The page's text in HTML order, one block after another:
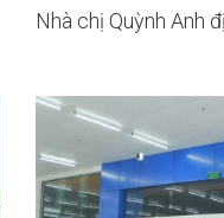
Nhà chị Quỳnh Anh